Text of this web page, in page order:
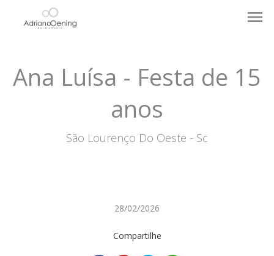
menu
Ana Luísa - Festa de 15
anos
São Lourenço Do Oeste - Sc
28/02/2026
Compartilhe